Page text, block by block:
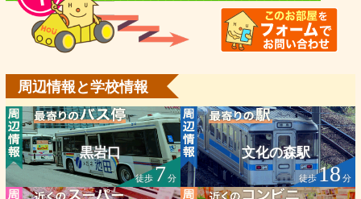
周辺情報と学校情報
黒岩口
徒歩7分
文化の森駅
徒歩18 分